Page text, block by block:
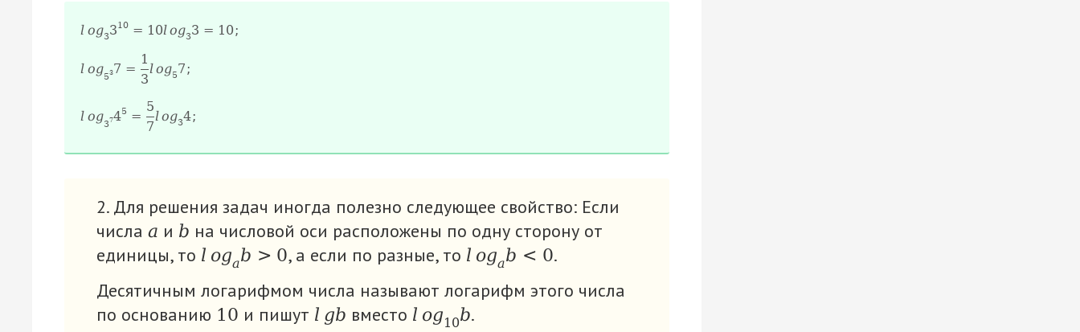
l og3310 = 10log33 = 10 ;
l og
537 =
1
3
log57 ;
l og
3745 =
5
7
log34;
2. Для решения задач иногда полезно следующее свойство: Если
числа а и b на числовой оси расположены по одну сторону от
единицы, то l ogab > 0, а если по разные, то l ogab < 0.
Десятичным логарифмом числа называют логарифм этого числа
по основанию 10 и пишут l gb вместо l og10b.